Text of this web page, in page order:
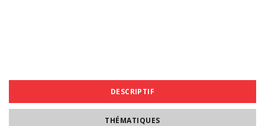
DESCRIPTIF
THÉMATIQUES